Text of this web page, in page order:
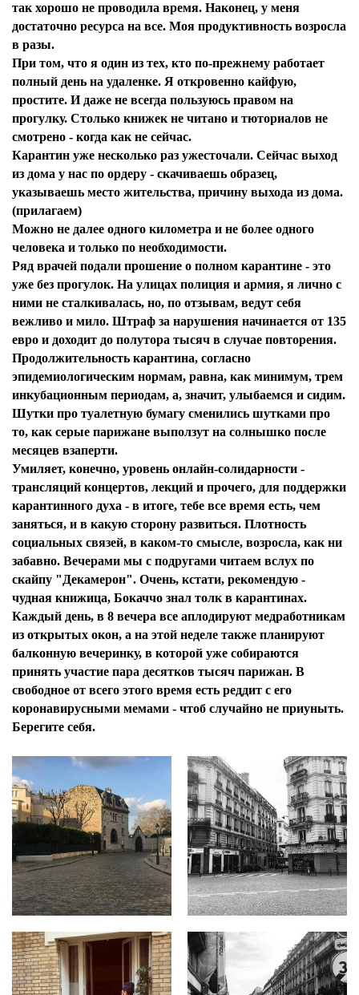
так хорошо не проводила время. Наконец, у меня
достаточно ресурса на все. Моя продуктивность возросла
в разы.
При том, что я один из тех, кто по-прежнему работает
полный день на удаленке. Я откровенно кайфую,
простите. И даже не всегда пользуюсь правом на
прогулку. Столько книжек не читано и тюториалов не
смотрено - когда как не сейчас.
Карантин уже несколько раз ужесточали. Сейчас выход
из дома у нас по ордеру - скачиваешь образец,
указываешь место жительства, причину выхода из дома.
(прилагаем)
Можно не далее одного километра и не более одного
человека и только по необходимости.
Ряд врачей подали прошение о полном карантине - это
уже без прогулок. На улицах полиция и армия, я лично с
ними не сталкивалась, но, по отзывам, ведут себя
вежливо и мило. Штраф за нарушения начинается от 135
евро и доходит до полутора тысяч в случае повторения.
Продолжительность карантина, согласно
эпидемиологическим нормам, равна, как минимум, трем
инкубационным периодам, а, значит, улыбаемся и сидим.
Шутки про туалетную бумагу сменились шутками про
то, как серые парижане выползут на солнышко после
месяцев взаперти.
Умиляет, конечно, уровень онлайн-солидарности -
трансляций концертов, лекций и прочего, для поддержки
карантинного духа - в итоге, тебе все время есть, чем
заняться, и в какую сторону развиться. Плотность
социальных связей, в каком-то смысле, возросла, как ни
забавно. Вечерами мы с подругами читаем вслух по
скайпу "Декамерон". Очень, кстати, рекомендую -
чудная книжица, Бокаччо знал толк в карантинах.
Каждый день, в 8 вечера все аплодируют медработникам
из открытых окон, а на этой неделе также планируют
балконную вечеринку, в которой уже собираются
принять участие пара десятков тысяч парижан. В
свободное от всего этого время есть реддит с его
коронавирусными мемами - чтоб случайно не приуныть.
Берегите себя.